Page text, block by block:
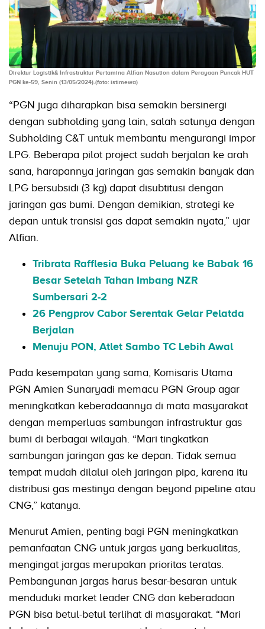
Direktur Logistik& Infrastruktur Pertamina Alfian Nasution dalam Perayaan Puncak HUT
PGN ke-59, Senin (13/05/2024).(foto: istimewa)
“PGN juga diharapkan bisa semakin bersinergi
dengan subholding yang lain, salah satunya dengan
Subholding C&T untuk membantu mengurangi impor
LPG. Beberapa pilot project sudah berjalan ke arah
sana, harapannya jaringan gas semakin banyak dan
LPG bersubsidi (3 kg) dapat disubtitusi dengan
jaringan gas bumi. Dengan demikian, strategi ke
depan untuk transisi gas dapat semakin nyata,” ujar
Alfian.
Tribrata Rafflesia Buka Peluang ke Babak 16
Besar Setelah Tahan Imbang NZR
Sumbersari 2-2
26 Pengprov Cabor Serentak Gelar Pelatda
Berjalan
Menuju PON, Atlet Sambo TC Lebih Awal
Pada kesempatan yang sama, Komisaris Utama
PGN Amien Sunaryadi memacu PGN Group agar
meningkatkan keberadaannya di mata masyarakat
dengan memperluas sambungan infrastruktur gas
bumi di berbagai wilayah. “Mari tingkatkan
sambungan jaringan gas ke depan. Tidak semua
tempat mudah dilalui oleh jaringan pipa, karena itu
distribusi gas mestinya dengan beyond pipeline atau
CNG,” katanya.
Menurut Amien, penting bagi PGN meningkatkan
pemanfaatan CNG untuk jargas yang berkualitas,
mengingat jargas merupakan prioritas teratas.
Pembangunan jargas harus besar-besaran untuk
menduduki market leader CNG dan keberadaan
PGN bisa betul-betul terlihat di masyarakat. “Mari